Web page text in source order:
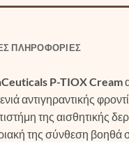
ΠΛΗΡΟΦΟΡΊΕΣ
P-TIOX Cream
αντιγηραντικής
της αισθητικής
της σύνθεση βοηθά